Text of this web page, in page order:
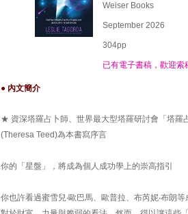
Weiser Books
September 2026
304pp
已有電子書稿，歡迎索
● 內文簡介
★ 資深塔羅占卜師、世界最大型塔羅研討會「塔羅
(Theresa Teed)為本書寫序言
你的「星盤」，將成為個人成功學上的崇高指引
你也許看過蜜雪兒‧歐巴馬、歐普拉、布芮妮‧布朗